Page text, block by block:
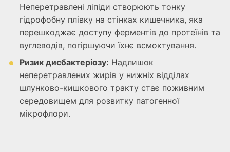
Неперетравлені ліпіди створюють тонку
гідрофобну плівку на стінках кишечника, яка
перешкоджає доступу ферментів до протеїнів та
вуглеводів, погіршуючи їхнє всмоктування.
Ризик дисбактеріозу: Надлишок
неперетравлених жирів у нижніх відділах
шлунково-кишкового тракту стає поживним
середовищем для розвитку патогенної
мікрофлори.